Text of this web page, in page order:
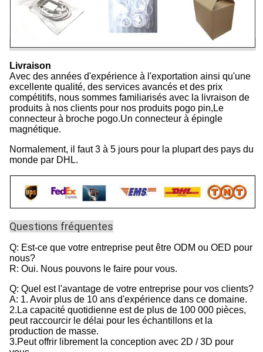
Livraison
Avec des années d'expérience à l'exportation ainsi qu'une
excellente qualité, des services avancés et des prix
compétitifs, nous sommes familiarisés avec la livraison de
produits à nos clients pour nos produits pogo pin,Le
connecteur à broche pogo.Un connecteur à épingle
magnétique.
Normalement, il faut 3 à 5 jours pour la plupart des pays du
monde par DHL.
Questions fréquentes
Q: Est-ce que votre entreprise peut être ODM ou OED pour
nous?
R: Oui. Nous pouvons le faire pour vous.
Q: Quel est l'avantage de votre entreprise pour vos clients?
A: 1. Avoir plus de 10 ans d'expérience dans ce domaine.
2.La capacité quotidienne est de plus de 100 000 pièces,
peut raccourcir le délai pour les échantillons et la
production de masse.
3.Peut offrir librement la conception avec 2D / 3D pour